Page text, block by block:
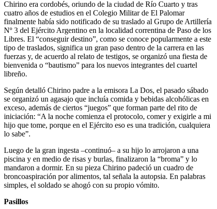
Nº 3 del Ejército Argentino en la localidad correntina de Paso de los
Libres. El “conseguir destino”, como se conoce popularmente a este
tipo de traslados, significa un gran paso dentro de la carrera en las
fuerzas y, de acuerdo al relato de testigos, se organizó una fiesta de
bienvenida o “bautismo” para los nuevos integrantes del cuartel
libreño.
Según detalló Chirino padre a la emisora La Dos, el pasado sábado
se organizó un agasajo que incluía comida y bebidas alcohólicas en
iniciación: “A la noche comienza el protocolo, comer y exigirle a mi
hijo que tome, porque en el Ejército eso es una tradición, cualquiera
lo sabe”.
Luego de la gran ingesta –continuó– a su hijo lo arrojaron a una
piscina y en medio de risas y burlas, finalizaron la “broma” y lo
broncoaspiración por alimentos, tal señala la autopsia. En palabras
simples, el soldado se ahogó con su propio vómito.
Pasillos
Brigada de Monte XII, el coronel Sergio Jurczyszyn, de la cual